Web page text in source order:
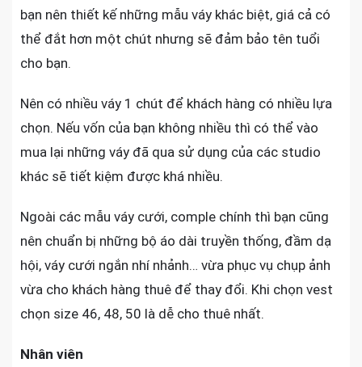
bạn nên thiết kế những mẫu váy khác biệt, giá cả có
thể đắt hơn một chút nhưng sẽ đảm bảo tên tuổi
cho bạn.
Nên có nhiều váy 1 chút để khách hàng có nhiều lựa
chọn. Nếu vốn của bạn không nhiều thì có thể vào
mua lại những váy đã qua sử dụng của các studio
khác sẽ tiết kiệm được khá nhiều.
Ngoài các mẫu váy cưới, comple chính thì bạn cũng
nên chuẩn bị những bộ áo dài truyền thống, đầm dạ
hội, váy cưới ngắn nhí nhảnh… vừa phục vụ chụp ảnh
vừa cho khách hàng thuê để thay đổi. Khi chọn vest
chọn size 46, 48, 50 là dễ cho thuê nhất.
Nhân viên